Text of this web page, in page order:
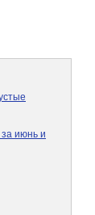
июнь и